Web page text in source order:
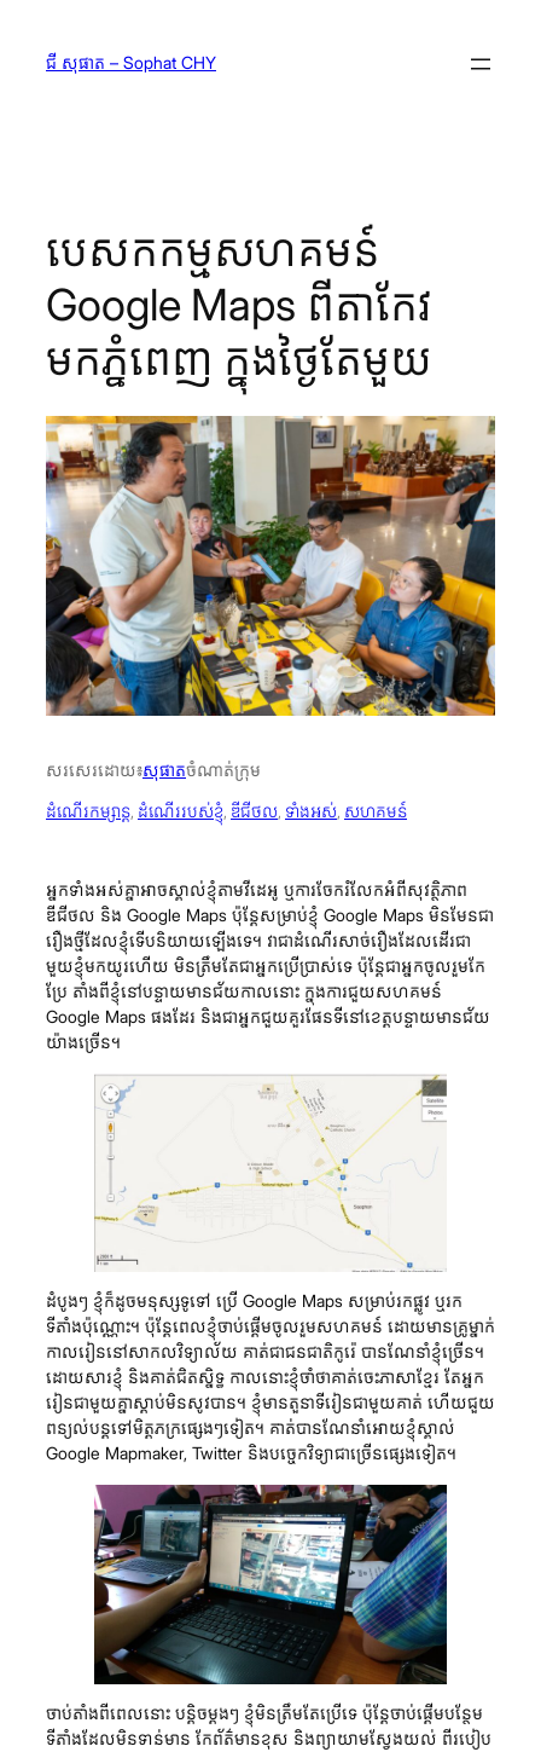
contentជី សុផាត – Sophat CHY
បេសកកម្មសហគមន៍
Google Maps ពីតាកែវ
មកភ្នំពេញ ក្នុងថ្ងៃតែមួយ
សរសេរដោយ៖សុផាតចំណាត់ក្រុម
ដំណើរកម្សាន្ត, ដំណើររបស់ខ្ញុំ, ឌីជីថល, ទាំងអស់, សហគមន៍
អ្នកទាំងអស់គ្នាអាចស្គាល់ខ្ញុំតាមវីដេអូ ឬការចែករំលែកអំពីសុវត្ថិភាព
ឌីជីថល និង Google Maps ប៉ុន្តែសម្រាប់ខ្ញុំ Google Maps មិនមែនជា
រឿងថ្មីដែលខ្ញុំទើបនិយាយឡើងទេ។ វាជាដំណើរសាច់រឿងដែលដើរជា
មួយខ្ញុំមកយូរហើយ មិនត្រឹមតែជាអ្នកប្រើប្រាស់ទេ ប៉ុន្តែជាអ្នកចូលរួមកែ
ប្រែ តាំងពីខ្ញុំនៅបន្ទាយមានជ័យកាលនោះ ក្នុងការជួយសហគមន៍
Google Maps ផងដែរ និងជាអ្នកជួយគួរផែនទីនៅខេត្តបន្ទាយមានជ័យ
យ៉ាងច្រើន។
ដំបូងៗ ខ្ញុំក៏ដូចមនុស្សទូទៅ ប្រើ Google Maps សម្រាប់រកផ្លូវ ឬរក
ទីតាំងប៉ុណ្ណោះ។ ប៉ុន្តែពេលខ្ញុំចាប់ផ្តើមចូលរួមសហគមន៍ ដោយមានគ្រូម្នាក់
កាលរៀននៅសាកលវិទ្យាល័យ គាត់ជាជនជាតិកូរ៉េ បានណែនាំខ្ញុំច្រើន។
ដោយសារខ្ញុំ និងគាត់ជិតស្និទ្ធ កាលនោះខ្ញុំចាំថាគាត់ចេះភាសាខ្មែរ តែអ្នក
រៀនជាមួយគ្នាស្តាប់មិនសូវបាន។ ខ្ញុំមានតួនាទីរៀនជាមួយគាត់ ហើយជួយ
ពន្យល់បន្តទៅមិត្តភក្រផ្សេងៗទៀត។ គាត់បានណែនាំអោយខ្ញុំស្គាល់
Google Mapmaker, Twitter និងបច្ចេកវិទ្យាជាច្រើនផ្សេងទៀត។
ចាប់តាំងពីពេលនោះ បន្តិចម្តងៗ ខ្ញុំមិនត្រឹមតែប្រើទេ ប៉ុន្តែចាប់ផ្តើមបន្ថែម
ទីតាំងដែលមិនទាន់មាន កែព័ត៌មានខុស និងព្យាយាមស្វែងយល់ ពីរបៀប